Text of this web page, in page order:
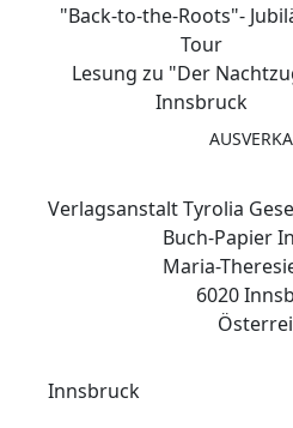
"Back-to-the-Roots"-
Tour
Lesung zu "Der
Innsbruck
Verlagsanstalt Tyrolia
Buch-Papier
Maria-
6020
Innsbruck